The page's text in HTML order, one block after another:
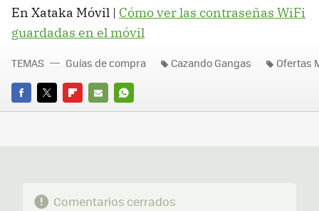
En Xataka Móvil | Cómo ver las contraseñas WiFi
guardadas en el móvil
FACEBOOK
TWITTERFLIPBOARD
E-
WHATSAPP
TEMAS Guías de compra Cazando Gangas Ofertas
Comentarios cerrados